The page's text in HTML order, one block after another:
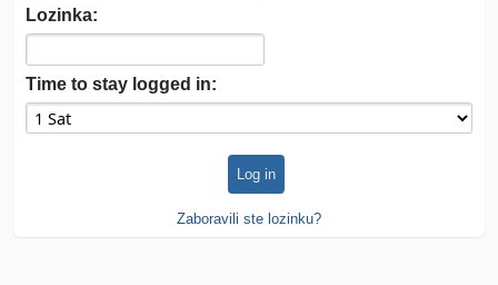
Lozinka:
Time to stay logged in:
Zaboravili ste lozinku?